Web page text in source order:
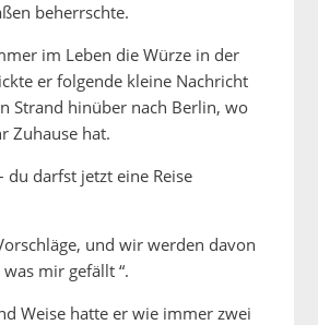
beherrschte.
im Leben die Würze in der
er folgende kleine Nachricht
Strand hinüber nach Berlin, wo
Zuhause hat.
du darfst jetzt eine Reise
und wir werden davon
mir gefällt “.
Weise hatte er wie immer zwei